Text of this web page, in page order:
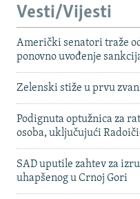
Vesti/Vijesti
Američki senatori traže
ponovno uvođenje
Zelenski stiže u prvu
Podignuta optužnica za
osoba, uključujući
SAD uputile zahtev za
uhapšenog u Crnoj Gori